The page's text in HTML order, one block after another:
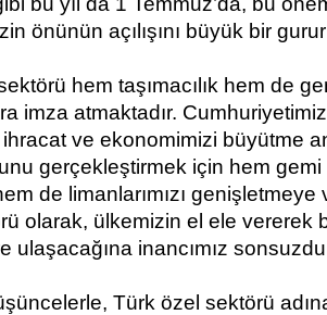
önünün açılışını büyük bir
hem taşımacılık hem de
imza atmaktadır.
ve ekonomimizi büyütme
gerçekleştirmek için hem
hem de limanlarımızı
olarak, ülkemizin el ele vererek
ulaşacağına inancımız
Türk özel sektörü